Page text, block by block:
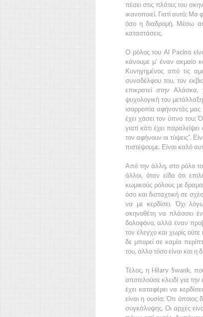
πέσει στις πλάτες του
ικανοποιεί. Γιατί αυτό; Μα
όσο η διαδρομή. Μέσω
καταστάσεις.
Ο ρόλος του Al Pacino
κάνουμε μ’ έναν ακμαίο
Κυνηγημένος από τις
συναδέλφου του, τον
επικρατεί στην Αλάσκα,
ψυχολογική του
ισορροπία αφήνοντάς μας
έχει χάσει τον ύπνο του;
γιατί κάτι έχει
τον αφήνουν οι τύψεις”.
πιστέψουμε. Είναι καλό
Από την άλλη, στο ρόλο
άλλοι, όταν είδα ότι
κωμικούς ρόλους με
όσο και δισταχτική σε
να με κερδίσει. Όχι
σκηνοθέτη να πλάσσει
δολοφόνο, αλλά έναν
τον έλεγχο και χωρίς
δε μπορεί σε καμία
του, άλλο τόσο είναι και
Τέλος, η Hilary Swank,
αποτελούσε κλειδί για
έχει καταφέρει να
είναι η ουσία; Ότι όποιος
συγκάλυψης. Οι αρχές